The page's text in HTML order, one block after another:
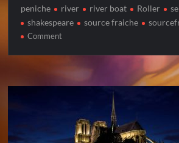
peniche
river river boat Roller
shakespeare
source fraiche
Commenton
day